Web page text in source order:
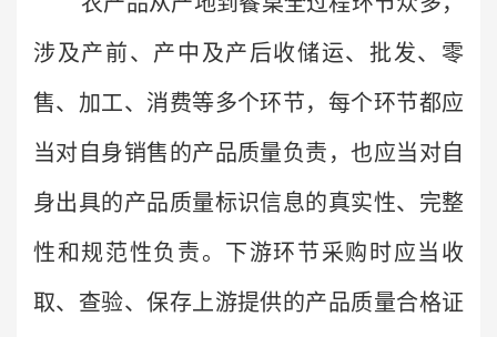
涉及产前、产中及产后收储运、批发、零
售、加工、消费等多个环节，每个环节都应
当对自身销售的产品质量负责，也应当对自
身出具的产品质量标识信息的真实性、完整
性和规范性负责。下游环节采购时应当收
取、查验、保存上游提供的产品质量合格证